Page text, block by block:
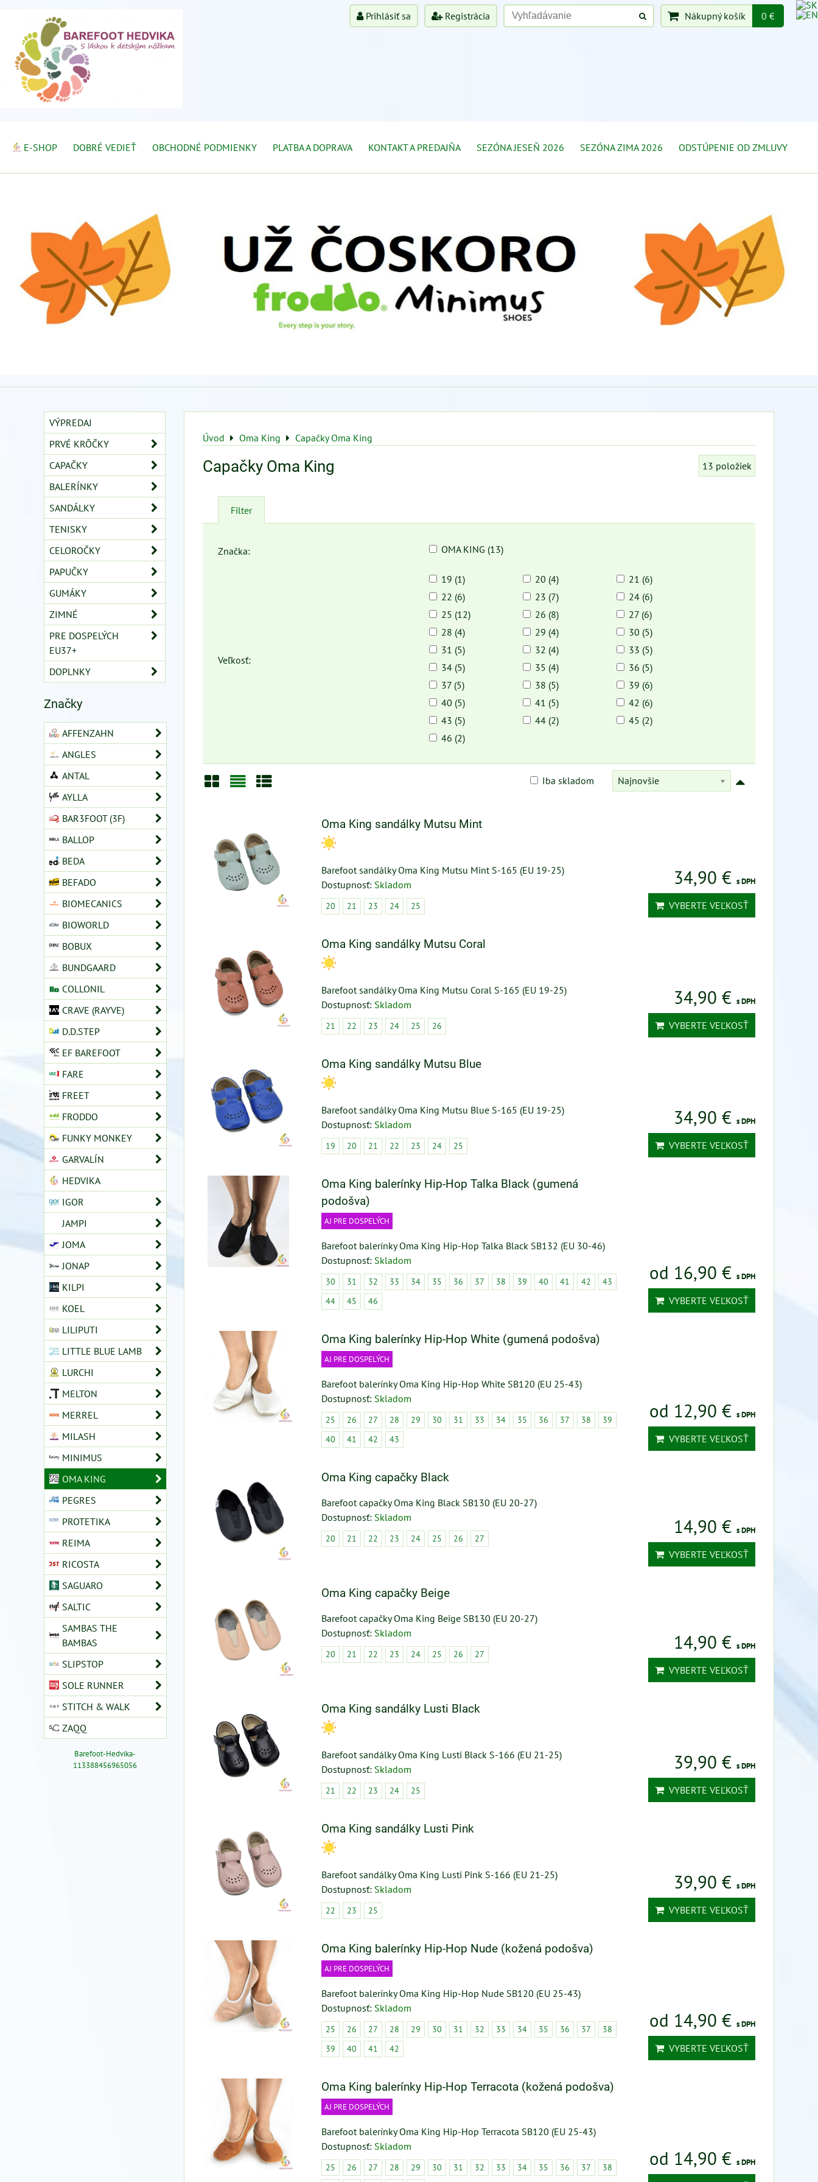
Prihlásiť sa Registrácia Nákupný košík 0 €
E-SHOP DOBRÉ VEDIEŤ OBCHODNÉ PODMIENKY PLATBA A DOPRAVA KONTAKT A PREDAJŇA SEZÓNA JESEŇ 2026 SEZÓNA ZIMA 2026 ODSTÚPENIE OD ZMLUVY
Úvod Oma King Capačky Oma King
Capačky Oma King 13 položiek
Filter
Značka: OMA KING (13)
Veľkosť:
19 (1) 20 (4)
21 (6)
22 (6)
23 (7)
24 (6)
25 (12)
26 (8)
27 (6)
28 (4)
29 (4)
30 (5)
31 (5)
32 (4)
33 (5)
34 (5)
35 (4)
36 (5)
37 (5)
38 (5)
39 (6)
40 (5)
41 (5)
42 (6)
43 (5)
44 (2)
45 (2)
46 (2)
Najnovšie
Iba skladom
Oma King sandálky Mutsu Mint
Barefoot sandálky Oma King Mutsu Mint S-165 (EU 19-25)
Dostupnosť: Skladom
20 21 23 24 25
34,90 € s DPH
VYBERTE VEĽKOSŤ
Oma King sandálky Mutsu Coral
Barefoot sandálky Oma King Mutsu Coral S-165 (EU 19-25)
Dostupnosť: Skladom
21 22 23 24 25 26
34,90 € s DPH
VYBERTE VEĽKOSŤ
Oma King sandálky Mutsu Blue
Barefoot sandálky Oma King Mutsu Blue S-165 (EU 19-25)
Dostupnosť: Skladom
19 20 21 22 23 24 25
34,90 € s DPH
VYBERTE VEĽKOSŤ
Oma King balerínky Hip-Hop Talka Black (gumená
podošva)
AJ PRE DOSPELÝCH
Barefoot balerínky Oma King Hip-Hop Talka Black SB132 (EU 30-46)
Dostupnosť: Skladom
30 31 32 33 34 35 36 37 38 39 40 41 42
43
44
45 46
od 16,90 € s DPH
VYBERTE VEĽKOSŤ
Oma King balerínky Hip-Hop White (gumená podošva)
AJ PRE DOSPELÝCH
Barefoot balerínky Oma King Hip-Hop White SB120 (EU 25-43)
Dostupnosť: Skladom
25 26 27 28 29 30 31 33 34 35 36 37 38
39
40
41 42 43
od 12,90 € s DPH
VYBERTE VEĽKOSŤ
Oma King capačky Black
Barefoot capačky Oma King Black SB130 (EU 20-27)
Dostupnosť: Skladom
20 21 22 23 24 25 26 27
14,90 € s DPH
VYBERTE VEĽKOSŤ
Oma King capačky Beige
Barefoot capačky Oma King Beige SB130 (EU 20-27)
Dostupnosť: Skladom
20 21 22 23 24 25 26 27
14,90 € s DPH
VYBERTE VEĽKOSŤ
Oma King sandálky Lusti Black
Barefoot sandálky Oma King Lusti Black S-166 (EU 21-25)
Dostupnosť: Skladom
21 22 23 24 25
39,90 € s DPH
VYBERTE VEĽKOSŤ
Oma King sandálky Lusti Pink
Barefoot sandálky Oma King Lusti Pink S-166 (EU 21-25)
Dostupnosť: Skladom
22 23 25
39,90 € s DPH
VYBERTE VEĽKOSŤ
Oma King balerínky Hip-Hop Nude (kožená podošva)
AJ PRE DOSPELÝCH
Barefoot balerínky Oma King Hip-Hop Nude SB120 (EU 25-43)
Dostupnosť: Skladom
25 26 27 28 29 30 31 32 33 34 35 36 37
38
39
40 41 42
od 14,90 € s DPH
VYBERTE VEĽKOSŤ
Oma King balerínky Hip-Hop Terracota (kožená podošva)
AJ PRE DOSPELÝCH
Barefoot balerínky Oma King Hip-Hop Terracota SB120 (EU 25-43)
Dostupnosť: Skladom
25 26 27 28 29 30 31 32 33 34 35 36 37
38
od 14,90 € s DPH
VÝPREDAJ
PRVÉ KRÔČKY
CAPAČKY
BALERÍNKY
SANDÁLKY
TENISKY
CELOROČKY
PAPUČKY
GUMÁKY
ZIMNÉ
PRE DOSPELÝCH
EU37+
DOPLNKY
Značky
AFFENZAHN
ANGLES
ANTAL
AYLLA
BAR3FOOT (3F)
BALLOP
BEDA
BEFADO
BIOMECANICS
BIOWORLD
BOBUX
BUNDGAARD
COLLONIL
CRAVE (RAYVE)
D.D.STEP
EF BAREFOOT
FARE
FREET
FRODDO
FUNKY MONKEY
GARVALÍN
HEDVIKA
IGOR
JAMPI
JOMA
JONAP
KILPI
KOEL
LILIPUTI
LITTLE BLUE LAMB
LURCHI
MELTON
MERREL
MILASH
MINIMUS
OMA KING
PEGRES
PROTETIKA
REIMA
RICOSTA
SAGUARO
SALTIC
SAMBAS THE
BAMBAS
SLIPSTOP
SOLE RUNNER
STITCH & WALK
ZAQQ
Barefoot-Hedvika-
113388456965056